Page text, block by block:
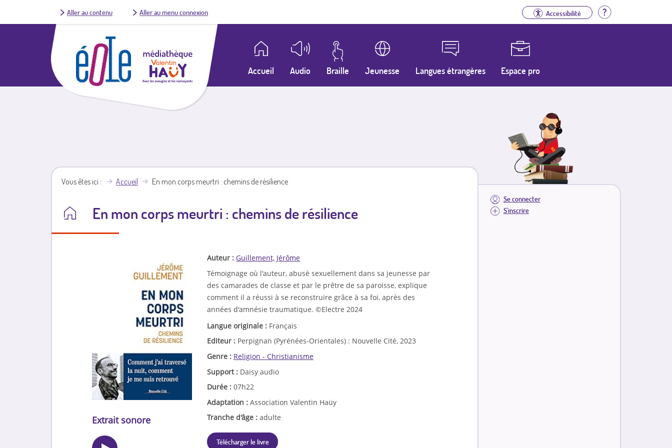
Aller au contenu Aller au menu connexion Accessibilité Aide
Accueil Audio Braille Jeunesse Langues étrangères Espace pro
Se connecter
S'inscrire
Vous êtes ici Accueil En mon corps meurtri : chemins de résilience
En mon corps meurtri : chemins de résilience
Auteur : Guillement, Jérôme
Témoignage où l'auteur, abusé sexuellement dans sa jeunesse par
des camarades de classe et par le prêtre de sa paroisse, explique
comment il a réussi à se reconstruire grâce à sa foi, après des
années d'amnésie traumatique. ©Electre 2024
Langue originale : Français
Editeur : Perpignan (Pyrénées-Orientales) : Nouvelle Cité, 2023
Genre : Religion - Christianisme
Support : Daisy audio
Durée : 07h22
Adaptation : Association Valentin Haüy
Tranche d'âge : adulte
Télécharger le livre
Extrait sonore